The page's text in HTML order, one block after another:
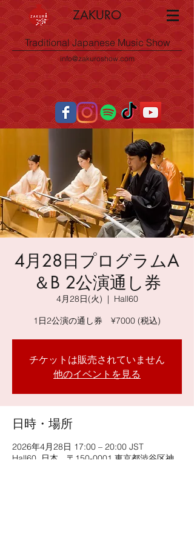
ZAKURO
Traditional Japanese Music Show
info@zakuroshow.com
4月28日プログラムA
＆B 2公演通し券
4月28日(火)
  |
Hall60
1日2公演の通し券 ¥7000 (税込)
チケットは販売されていません
他のイベントを見る
日時・場所
2026年4月28日 17:00 – 20:00 JST
Hall60, 日本、〒150-0001 東京都渋谷区神